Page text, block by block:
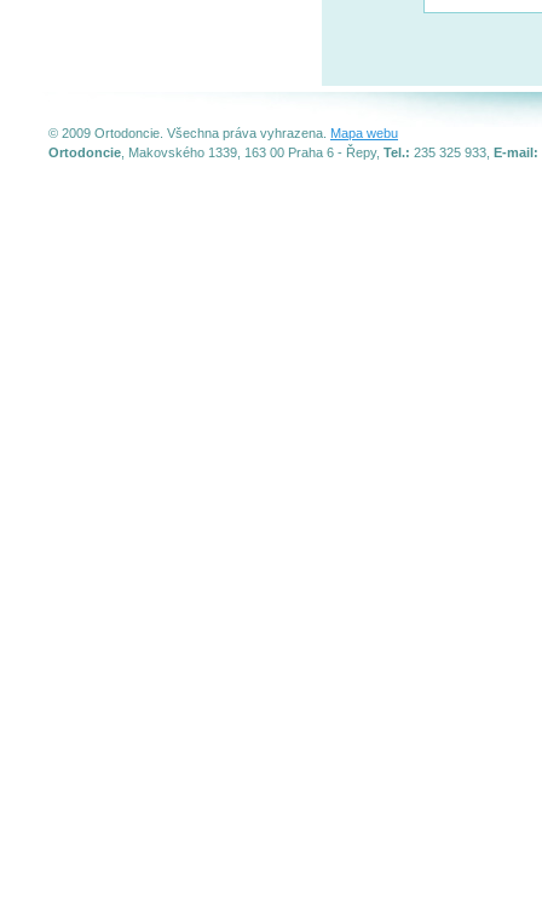
© 2009 Ortodoncie. Všechna práva vyhrazena. Mapa webu
Ortodoncie , Makovského 1339, 163 00 Praha 6 - Řepy, Tel.: 235 325 933, E-mail: